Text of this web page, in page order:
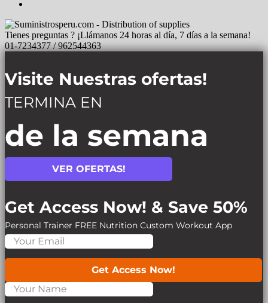
Tienes preguntas ? ¡Llámanos 24 horas al día, 7 días a la semana!
01-7234377 / 962544363
Visite Nuestras ofertas!
TERMINA EN
de la semana
VER OFERTAS!
Get Access Now! & Save 50%
Personal Trainer FREE Nutrition Custom Workout App
Get Access Now!